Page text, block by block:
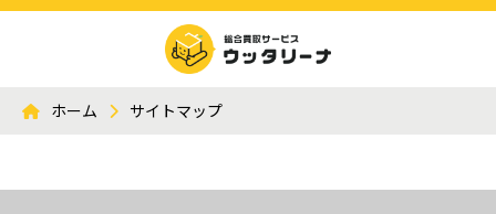
ホーム サイトマップ